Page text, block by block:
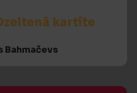
kartīte
Bahmačevs